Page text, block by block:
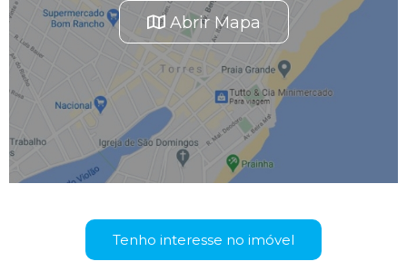
Abrir Mapa
Tenho interesse no imóvel